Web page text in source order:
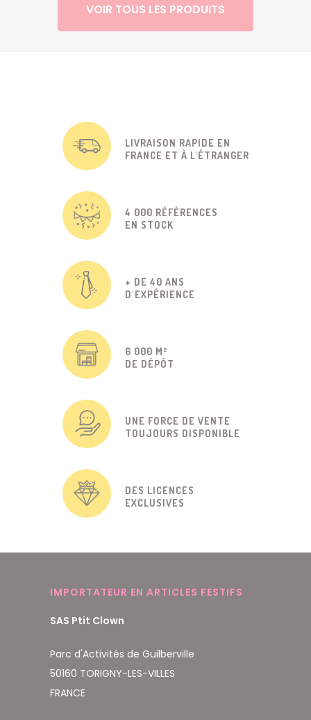
VOIR TOUS LES PRODUITS
LIVRAISON RAPIDE EN
FRANCE ET À L'ÉTRANGER
4 000 RÉFÉRENCES
EN STOCK
+ DE 40 ANS
D'EXPÉRIENCE
6 000 M²
DE DÉPÔT
UNE FORCE DE VENTE
TOUJOURS DISPONIBLE
DES LICENCES
EXCLUSIVES
IMPORTATEUR EN ARTICLES FESTIFS
SAS Ptit Clown
Parc d'Activités de Guilberville
50160 TORIGNY-LES-VILLES
FRANCE